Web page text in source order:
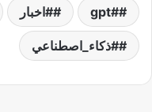
#gpt #اخبار
#ذكاء_اصطناعي